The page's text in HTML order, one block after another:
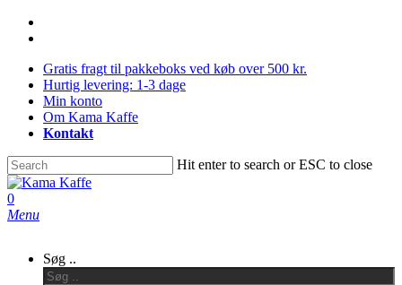
Skip
contentGratis fragt til pakkeboks ved køb over 500 kr.
Hurtig levering: 1-3 dage
Min konto
Om Kama Kaffe
Kontakt
Hit enter to search or ESC to close
Close
Search
0
Menu
Søg ..